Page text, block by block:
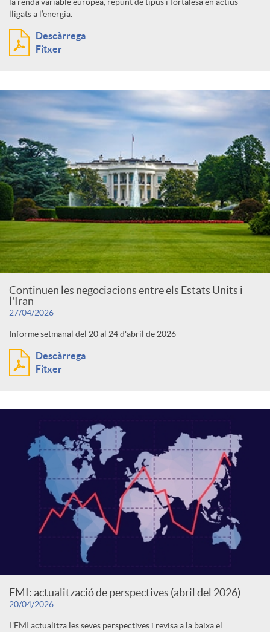
lligats a l’energia.
Descàrrega
Fitxer
Continuen les negociacions entre els Estats Units i
l'Iran
27/04/2026
Informe setmanal del 20 al 24 d'abril de 2026
Descàrrega
Fitxer
FMI: actualització de perspectives (abril del 2026)
20/04/2026
L'FMI actualitza les seves perspectives i revisa a la baixa el